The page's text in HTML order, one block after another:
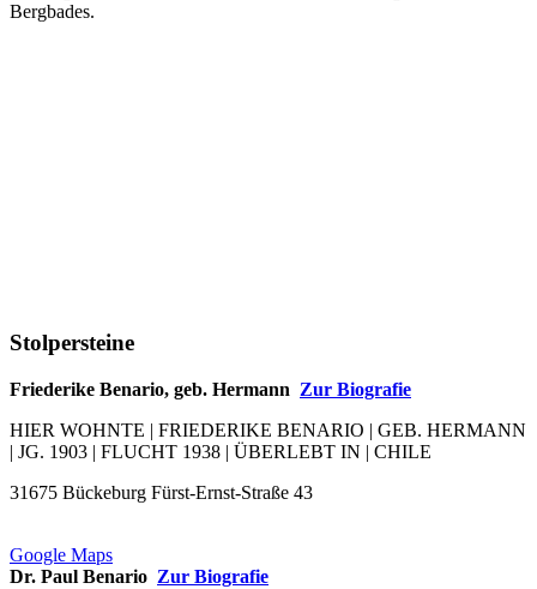
Bergbades.
Stolpersteine
Friederike Benario, geb. Hermann Zur Biografie
HIER WOHNTE | FRIEDERIKE BENARIO | GEB. HERMANN
| JG. 1903 | FLUCHT 1938 | ÜBERLEBT IN | CHILE
31675 Bückeburg Fürst-Ernst-Straße 43
Google Maps
Dr. Paul Benario Zur Biografie